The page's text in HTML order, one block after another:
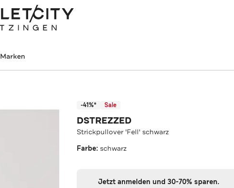
Marken
-41%* Sale
DSTREZZED
Strickpullover 'Fell' schwarz
Farbe: schwarz
Jetzt anmelden und 30-70% sparen.